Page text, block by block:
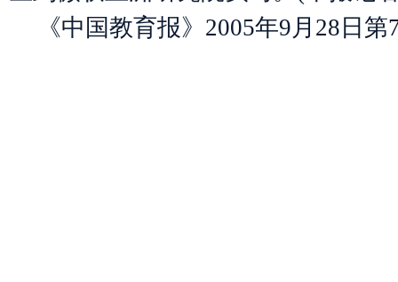
《中国教育报》2005年9月28日第